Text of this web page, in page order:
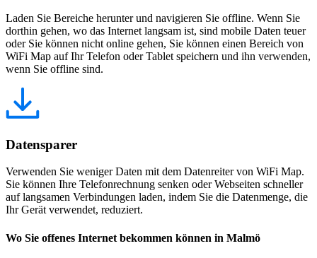
Laden Sie Bereiche herunter und navigieren Sie offline. Wenn Sie
dorthin gehen, wo das Internet langsam ist, sind mobile Daten teuer
oder Sie können nicht online gehen, Sie können einen Bereich von
WiFi Map auf Ihr Telefon oder Tablet speichern und ihn verwenden,
wenn Sie offline sind.
Datensparer
Verwenden Sie weniger Daten mit dem Datenreiter von WiFi Map.
Sie können Ihre Telefonrechnung senken oder Webseiten schneller
auf langsamen Verbindungen laden, indem Sie die Datenmenge, die
Ihr Gerät verwendet, reduziert.
Wo Sie offenes Internet bekommen können in Malmö